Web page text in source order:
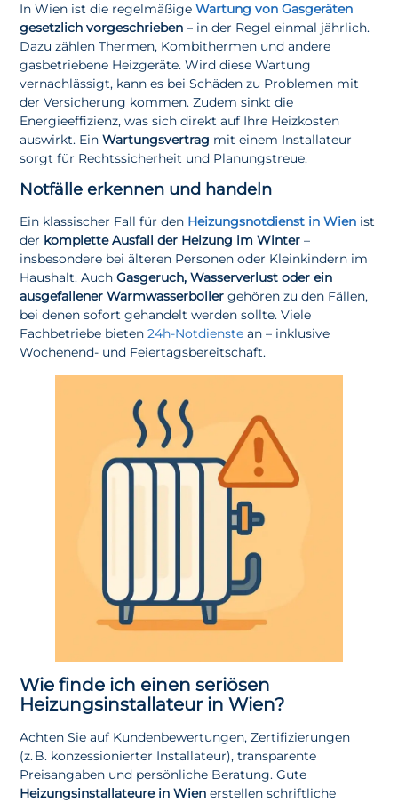
In Wien ist die regelmäßigeWartung von Gasgeräten
gesetzlich vorgeschrieben – in der Regel einmal jährlich.
Dazu zählen Thermen, Kombithermen und andere
gasbetriebene Heizgeräte. Wird diese Wartung
vernachlässigt, kann es bei Schäden zu Problemen mit
der Versicherung kommen. Zudem sinkt die
Energieeffizienz, was sich direkt auf Ihre Heizkosten
auswirkt. EinWartungsvertrag mit einem Installateur
sorgt für Rechtssicherheit und Planungstreue.
Notfälle erkennen und handeln
Ein klassischer Fall für den Heizungsnotdienst in Wien ist
der komplette Ausfall der Heizung im Winter –
insbesondere bei älteren Personen oder Kleinkindern im
Haushalt. AuchGasgeruch, Wasserverlust oder ein
ausgefallener Warmwasserboiler gehören zu den Fällen,
bei denen sofort gehandelt werden sollte. Viele
Fachbetriebe bieten24h-Notdienste an – inklusive
Wochenend- und Feiertagsbereitschaft.
Wie finde ich einen seriösen
Heizungsinstallateur in Wien?
Achten Sie auf Kundenbewertungen, Zertifizierungen
(z. B. konzessionierter Installateur), transparente
Preisangaben und persönliche Beratung. Gute
Heizungsinstallateure in Wien erstellen schriftliche